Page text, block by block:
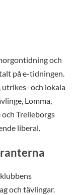
och
på e-tidningen.
och lokala
Lomma,
och Trelleborgs
liberal.
och tävlingar.